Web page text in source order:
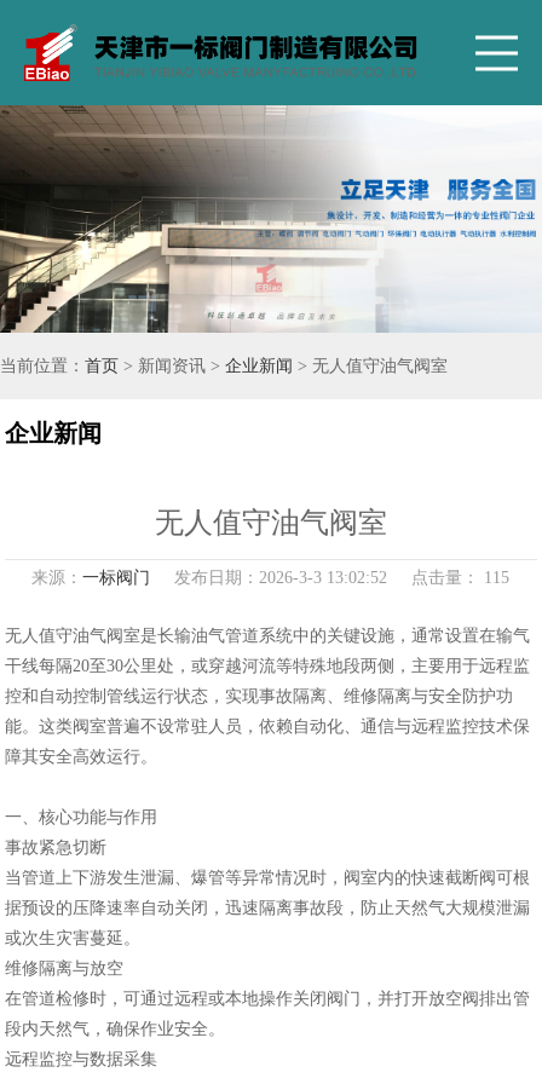
当前位置： 首页 > 新闻资讯 > 企业新闻 > 无人值守油气阀室
企业新闻
无人值守油气阀室
来源：一标阀门 发布日期：2026-3-3 13:02:52 点击量： 115
无人值守油气阀室是长输油气管道系统中的关键设施，通常设置在输气
干线每隔20至30公里处，或穿越河流等特殊地段两侧，主要用于远程监
控和自动控制管线运行状态，实现事故隔离、维修隔离与安全防护功
能。这类阀室普遍不设常驻人员，依赖自动化、通信与远程监控技术保
障其安全高效运行。
一、核心功能与作用
‌事故紧急切断‌
当管道上下游发生泄漏、爆管等异常情况时，阀室内的快速截断阀可根
据预设的压降速率自动关闭，迅速隔离事故段，防止天然气大规模泄漏
或次生灾害蔓延。
‌维修隔离与放空‌
在管道检修时，可通过远程或本地操作关闭阀门，并打开放空阀排出管
段内天然气，确保作业安全。
‌远程监控与数据采集‌